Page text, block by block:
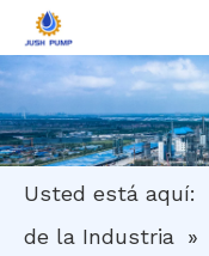
Usted está aquí:
de la Industria »